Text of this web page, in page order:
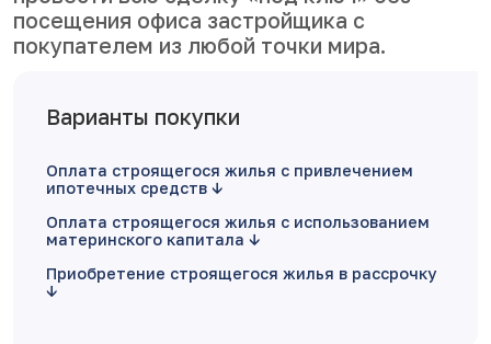
посещения офиса застройщика с
покупателем из любой точки мира.
Варианты покупки
Оплата строящегося жилья с привлечением
ипотечных средств
Оплата строящегося жилья с использованием
материнского капитала
Приобретение строящегося жилья в рассрочку